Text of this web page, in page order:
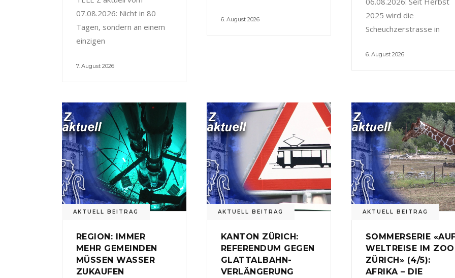
07.08.2026: Nicht in 80
Tagen, sondern an einem
einzigen
7. August 2026
6. August 2026
2025 wird die
Scheuchzerstrasse in
6. August 2026
AKTUELL BEITRAG
REGION: IMMER
MEHR GEMEINDEN
MÜSSEN WASSER
ZUKAUFEN
AKTUELL BEITRAG
KANTON ZÜRICH:
REFERENDUM GEGEN
GLATTALBAHN-
VERLÄNGERUNG
AKTUELL BEITRAG
SOMMERSERIE
WELTREISE IM ZOO
ZÜRICH» (4/5):
AFRIKA – DIE